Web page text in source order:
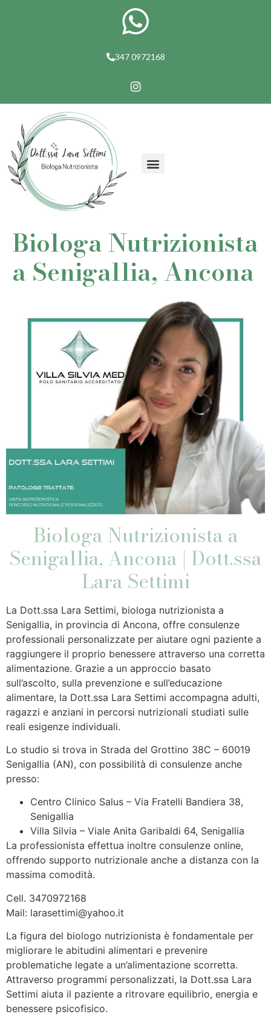
347 0972168
Biologa Nutrizionista
a Senigallia, Ancona
Biologa Nutrizionista a
Senigallia, Ancona | Dott.ssa
Lara Settimi
La Dott.ssa Lara Settimi, biologa nutrizionista a
Senigallia, in provincia di Ancona, offre consulenze
professionali personalizzate per aiutare ogni paziente a
raggiungere il proprio benessere attraverso una corretta
alimentazione. Grazie a un approccio basato
sull’ascolto, sulla prevenzione e sull’educazione
alimentare, la Dott.ssa Lara Settimi accompagna adulti,
ragazzi e anziani in percorsi nutrizionali studiati sulle
reali esigenze individuali.
Lo studio si trova in Strada del Grottino 38C – 60019
Senigallia (AN), con possibilità di consulenze anche
presso:
Centro Clinico Salus – Via Fratelli Bandiera 38,
Senigallia
Villa Silvia – Viale Anita Garibaldi 64, Senigallia
La professionista effettua inoltre consulenze online,
offrendo supporto nutrizionale anche a distanza con la
massima comodità.
Cell. 3470972168
Mail: larasettimi@yahoo.it
La figura del biologo nutrizionista è fondamentale per
migliorare le abitudini alimentari e prevenire
problematiche legate a un’alimentazione scorretta.
Attraverso programmi personalizzati, la Dott.ssa Lara
Settimi aiuta il paziente a ritrovare equilibrio, energia e
benessere psicofisico.